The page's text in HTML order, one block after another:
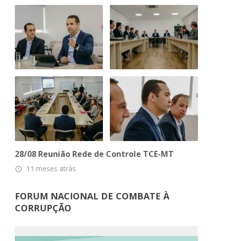
28/08 Reunião Rede de Controle TCE-MT
access_time 11 meses atrás
FORUM NACIONAL DE COMBATE À
CORRUPÇÃO